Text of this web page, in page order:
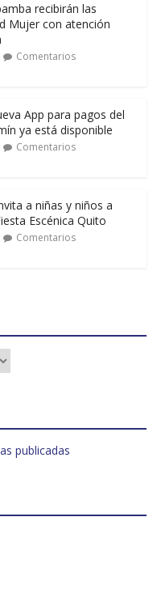
recibirán las
Mujer con atención
Comentarios
App para pagos del
ya está disponible
Comentarios
a niñas y niños a
Escénica Quito
Comentarios
publicadas